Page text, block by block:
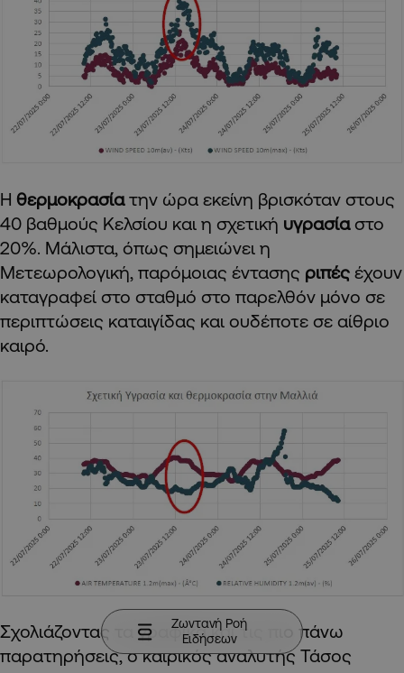
Η θερμοκρασίατην ώρα εκείνη βρισκόταν στους
40 βαθμούς Κελσίου και η σχετική υγρασία στο
20%. Μάλιστα, όπως σημειώνει η
Μετεωρολογική, παρόμοιας έντασης ριπές έχουν
καταγραφεί στο σταθμό στο παρελθόν μόνο σε
περιπτώσεις καταιγίδας και ουδέποτε σε αίθριο
καιρό.
Σχολιάζοντας τα γραφικά και τις πιο πάνω
παρατηρήσεις, ο καιρικός αναλυτής Τάσος
Ζωντανή Ροή
Ειδήσεων